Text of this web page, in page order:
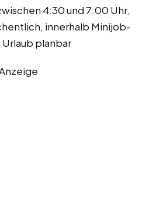
4:30 und 7:00 Uhr,
innerhalb Minijob-
planbar